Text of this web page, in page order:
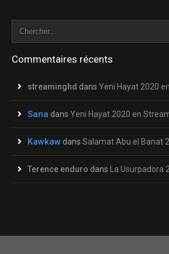
Commentaires récents
streaminghd dans Yeni Hayat 2020 en
Sana dans Yeni Hayat 2020 en
Kawkaw dans Salamat Abu el Banat 2020
Terence enduro dans La Usurpadora